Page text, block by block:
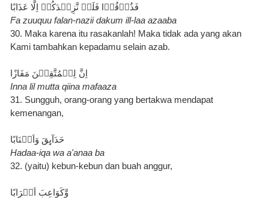
فَذُوۡقُوۡا فَلَنۡ نَّزِيۡدَكُمۡ اِلَّا عَذَابًا
Fa zuuquu falan-nazii dakum ill-laa azaaba
30. Maka karena itu rasakanlah! Maka tidak ada yang akan
Kami tambahkan kepadamu selain azab.
اِنَّ لِلۡمُتَّقِيۡنَ مَفَازًا
Inna lil mutta qiina mafaaza
31. Sungguh, orang-orang yang bertakwa mendapat
kemenangan,
حَدَآٮِٕقَ وَاَعۡنَابًا
Hadaa-iqa wa a'anaa ba
32. (yaitu) kebun-kebun dan buah anggur,
وَّكَوَاعِبَ اَتۡرَابًا